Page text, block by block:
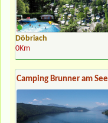
Döbriach
0Km
Camping Brunner am See